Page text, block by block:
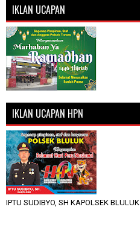
IKLAN UCAPAN
IKLAN UCAPAN HPN
IPTU SUDIBYO, SH KAPOLSEK BLULUK